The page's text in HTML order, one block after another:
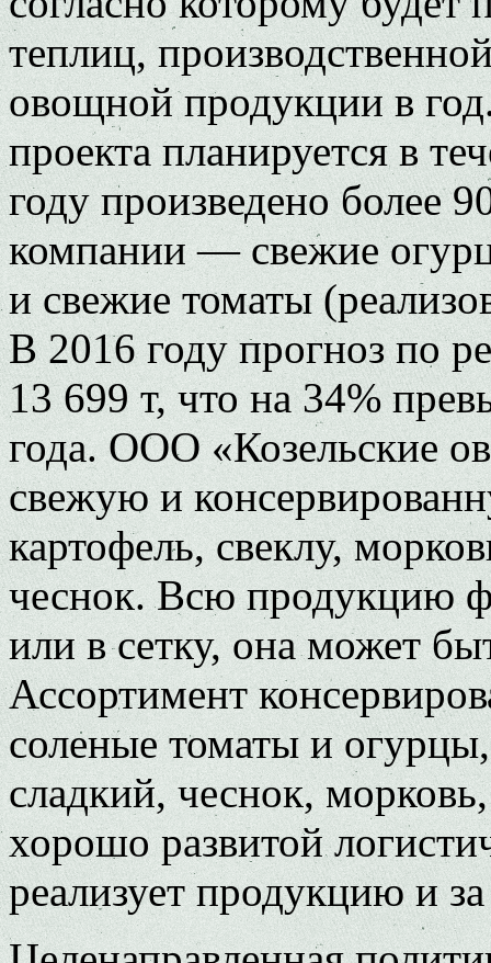
теплиц,
овощной продукции в
проекта планируется в
году произведено более
компании — свежие
и свежие томаты
В 2016 году прогноз по
13 699 т, что на 34%
года. ООО «Козельские
свежую и
картофель, свеклу,
чеснок. Всю продукцию
или в сетку, она может
Ассортимент
соленые томаты и
сладкий, чеснок,
хорошо развитой
реализует продукцию и